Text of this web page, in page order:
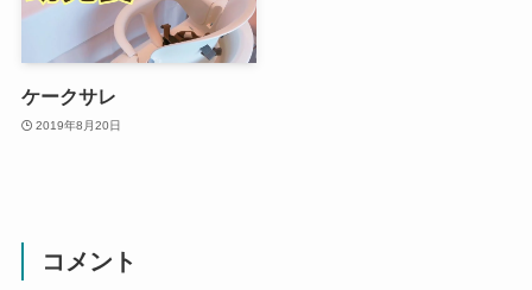
ケークサレ
2019年8月20日
コメント